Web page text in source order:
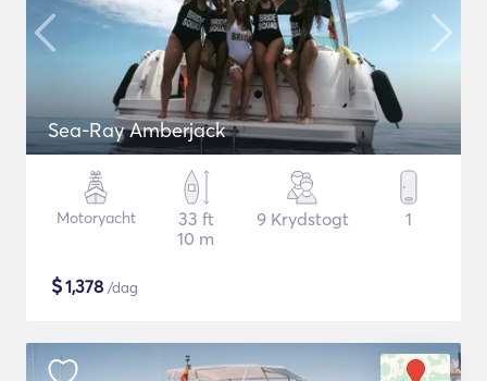
Sea-Ray Amberjack
Motoryacht
33 ft
10 m
9 Krydstogt 1
$1,378 /dag